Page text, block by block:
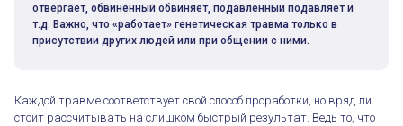
отвергает, обвинённый обвиняет, подавленный подавляет и
т.д. Важно, что «работает» генетическая травма только в
присутствии других людей или при общении с ними.
Каждой травме соответствует свой способ проработки, но вряд ли
стоит рассчитывать на слишком быстрый результат. Ведь то, что